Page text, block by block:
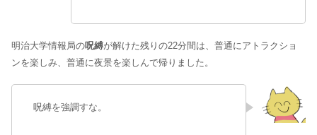
明治大学情報局の呪縛が解けた残りの22分間は、普通にアトラクショ
ンを楽しみ、普通に夜景を楽しんで帰りました。
呪縛を強調すな。